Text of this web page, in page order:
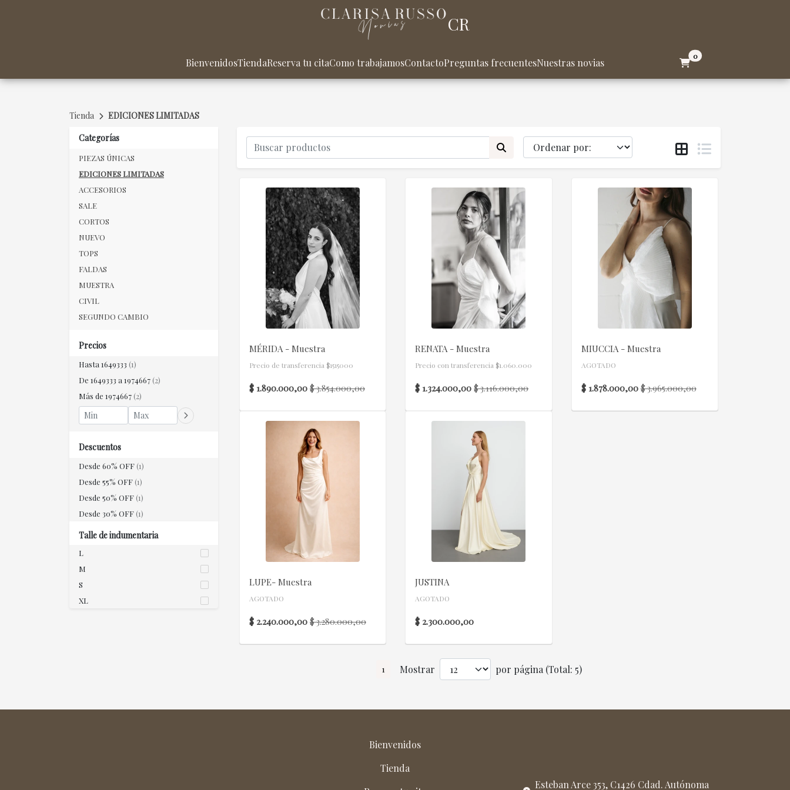
CR
BienvenidosTiendaReserva tu citaComo trabajamosContactoPreguntas frecuentesNuestras novias
0
Tienda
EDICIONES LIMITADAS
Categorías
PIEZAS ÚNICAS
EDICIONES LIMITADAS
ACCESORIOS
SALE
CORTOS
NUEVO
TOPS
FALDAS
MUESTRA
CIVIL
SEGUNDO CAMBIO
Precios
Hasta 1649333 (1)
De 1649333 a 1974667 (2)
Más de 1974667 (2)
Descuentos
Desde 60% OFF (1)
Desde 55% OFF (1)
Desde 50% OFF (1)
Desde 30% OFF (1)
Talle de indumentaria
L
M
S
XL
MÉRIDA - Muestra
Precio de transferencia $1515000
$ 1.890.000,00 $ 3.854.000,00
RENATA - Muestra
Precio con transferencia $1.060.000
$ 1.324.000,00$ 3.116.000,00
MIUCCIA - Muestra
AGOTADO
$ 1.878.000,00$ 3.965.000,00
LUPE- Muestra
AGOTADO
$ 2.240.000,00 $ 3.280.000,00
JUSTINA
AGOTADO
$ 2.300.000,00
1 Mostrar por página (Total: 5)
Bienvenidos
Tienda
Esteban Arce 353, C1426 Cdad. Autónoma